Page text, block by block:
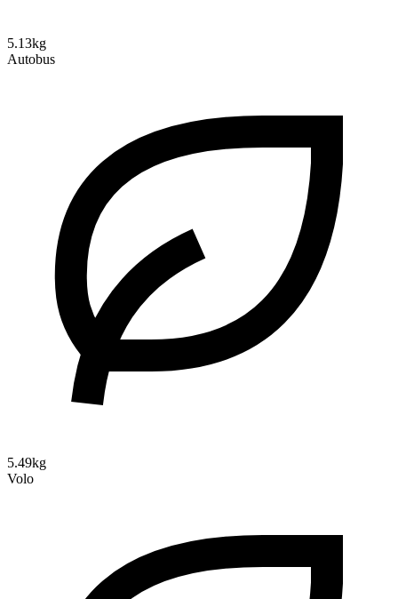
5.13kg
Autobus
5.49kg
Volo